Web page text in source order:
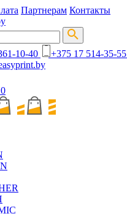
Партнерам Контакты
10-40 +375 17 514-35-55
0